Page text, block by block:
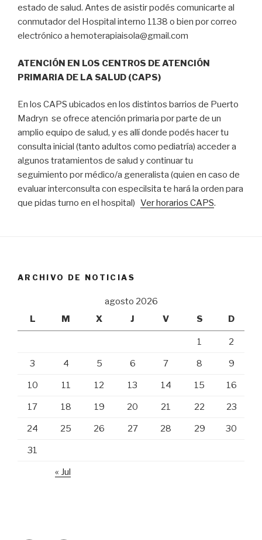
estado de salud. Antes de asistir podés comunicarte al
conmutador del Hospital interno 1138 o bien por correo
electrónico a hemoterapiaisola@gmail.com
ATENCIÓN EN LOS CENTROS DE ATENCIÓN
PRIMARIA DE LA SALUD (CAPS)
En los CAPS ubicados en los distintos barrios de Puerto
Madryn se ofrece atención primaria por parte de un
amplio equipo de salud, y es allí donde podés hacer tu
consulta inicial (tanto adultos como pediatría) acceder a
algunos tratamientos de salud y continuar tu
seguimiento por médico/a generalista (quien en caso de
evaluar interconsulta con especilsita te hará la orden para
que pidas turno en el hospital) Ver horarios CAPS.
ARCHIVO DE NOTICIAS
agosto 2026
L
M X J V S D
1 2
3 4 5 6 7 8 9
10 11 12 13 14 15 16
17 18 19 20 21 22 23
24 25 26 27 28 29 30
31
« Jul